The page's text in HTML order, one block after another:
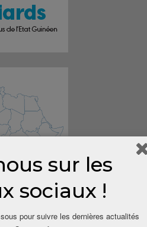
sur les
sociaux !
pour suivre les dernières actualités